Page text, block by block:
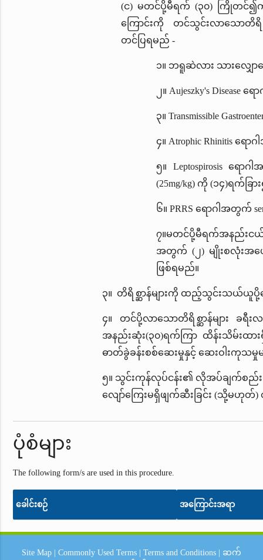
(င) မတင်ပို့မီရက် (၃၀) ကြိုတင်၍ကူး
ကြောင်းကို တင်သွင်းလာသောတိရိ
တင်ပြရမည် -
၁။ ဘရူဆဲလား သားလျှေ
၂။ Aujeszky's Disease
၃။Transmissible
၄။ Atrophic Rhinitis ရော
၅။ Leptospirosis ရော
(25mg/kg) ကို (၁၄)ရက်ခြ
၆။PRRS ရောဂါအတွက်
၇။မတင်ပို့မီရက်အနည်းငယ်
အတွက် (၂) မျိုးစလုံးအပေ
ဖြစ်ရမည်။
၃။ တိရိစ္ဆာန်များကို ထည့်သွင်းသယ်ယူ
၄။ တင်ပို့လာသောတိရိစ္ဆာန်များ ခရီး
အနည်းဆုံး(၃၀)ရက်ကြာ ထိန်းသိမ်းထာ
ဓာတ်ခွဲခန်းစစ်ဆေးမှုနှင့် ဆေးဝါးကုသ
၅။ သွင်းကုန်လုပ်ငန်း၏ လိုအပ်ချက်စည်းမ
လျော်ကြေးမရှိဖျက်ဆီးခြင်း (သို့မဟု
ပုံစံများ
The following form/s are used in this procedure.
ခေါင်းစဉ် အကြောင်းအရာ
Site Map | Commonly Used Terms | Terms and Conditions | ဆက်